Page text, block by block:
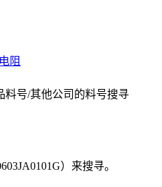
阻
料号/其他公司的料号搜寻
）来搜寻。